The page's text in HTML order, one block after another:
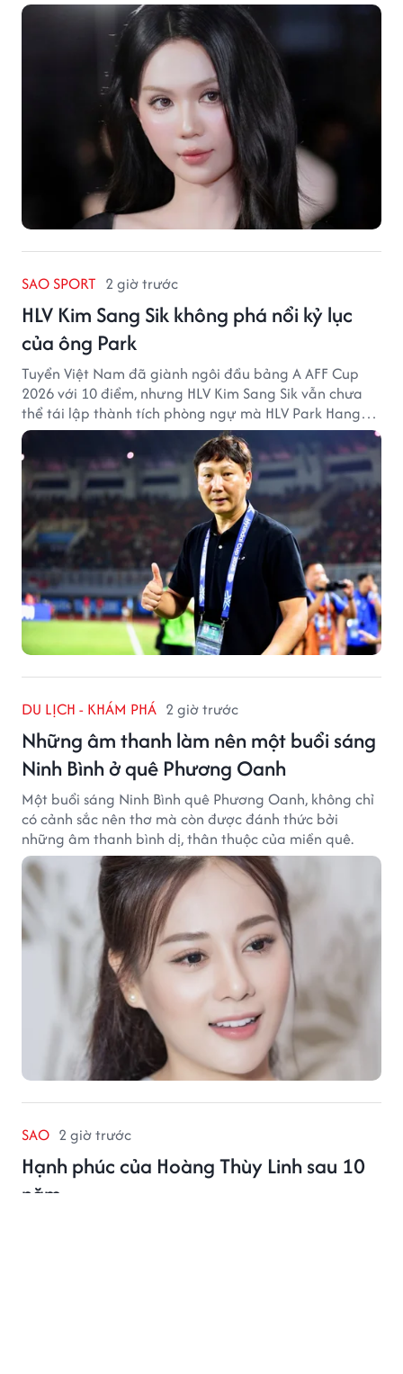
SAO SPORT 2 giờ trước
HLV Kim Sang Sik không phá nổi kỷ lục
của ông Park
Tuyển Việt Nam đã giành ngôi đầu bảng A AFF Cup
2026 với 10 điểm, nhưng HLV Kim Sang Sik vẫn chưa
thể tái lập thành tích phòng ngự mà HLV Park Hang
Seo từng tạo ra.
DU LỊCH - KHÁM PHÁ 2 giờ trước
Những âm thanh làm nên một buổi sáng
Ninh Bình ở quê Phương Oanh
Một buổi sáng Ninh Bình quê Phương Oanh, không chỉ
có cảnh sắc nên thơ mà còn được đánh thức bởi
những âm thanh bình dị, thân thuộc của miền quê.
SAO 2 giờ trước
Hạnh phúc của Hoàng Thùy Linh sau 10
năm